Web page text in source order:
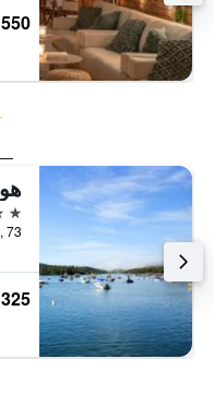
550 ﷼
3 نجوم
325 ﷼